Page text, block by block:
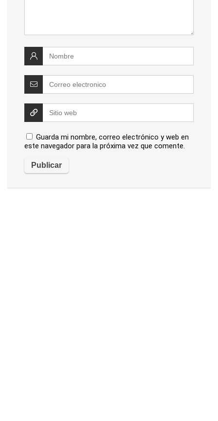
Guarda mi nombre, correo electrónico y web en
este navegador para la próxima vez que comente.